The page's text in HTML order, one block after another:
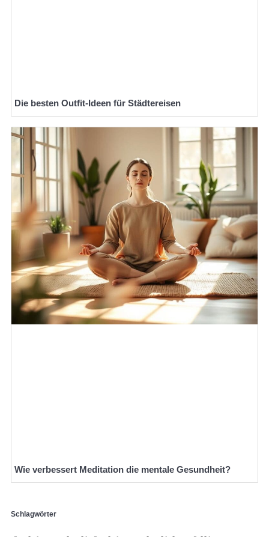
Die besten Outfit-Ideen für Städtereisen
Wie verbessert Meditation die mentale Gesundheit?
Schlagwörter